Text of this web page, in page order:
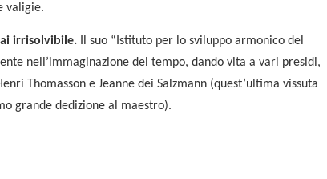
valigie.
irrisolvibile.
Il suo “Istituto per lo sviluppo armonico del
nell’immaginazione del tempo, dando vita a vari presidi,
Thomasson e Jeanne dei Salzmann (quest’ultima vissuta
grande dedizione al maestro).